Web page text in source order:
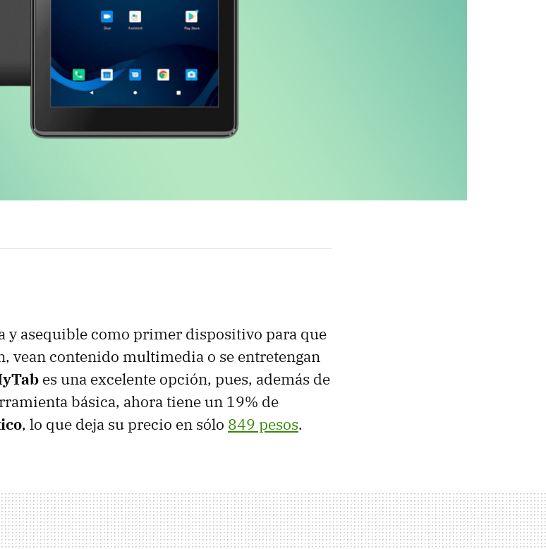
y asequible como primer dispositivo para que
vean contenido multimedia o se entretengan
es una excelente opción, pues, además de
básica, ahora tiene un 19% de
, lo que deja su precio en sólo 849 pesos.